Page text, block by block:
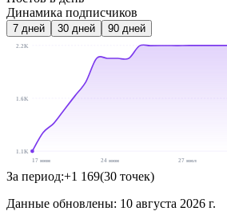
Динамика подписчиков
7 дней 30 дней 90 дней
2.2K
1.6K
1.1K
17 июн
24 июн 27 июл
За период:+1 169(30 точек)
Данные обновлены: 10 августа 2026 г.